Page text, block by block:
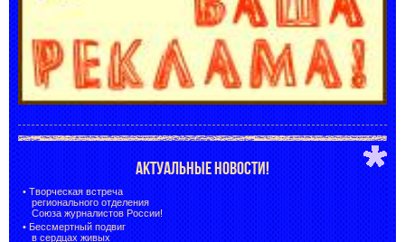
АКТУАЛЬНЫЕ НОВОСТИ!
• Творческая встреча
регионального отделения
Союза журналистов России!
• Бессмертный подвиг
в сердцах живых